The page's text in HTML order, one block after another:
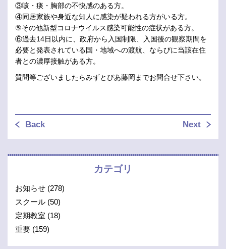
③咳・痰・胸部の不快感のある方。
④同居家族や身近な知人に感染が疑われる方がいる方。
⑤その他新型コロナウイルス感染可能性の症状がある方。
⑥過去14日以内に、政府から入国制限、入国後の観察期間を
必要と発表されている国・地域への渡航、ならびに当該在住
者との濃厚接触がある方。
質問等ございましたらみずとぴあ藤岡までお問合せ下さい。
Back Next
カテゴリ
お知らせ (278)
スクール (50)
定期教室 (18)
重要 (159)